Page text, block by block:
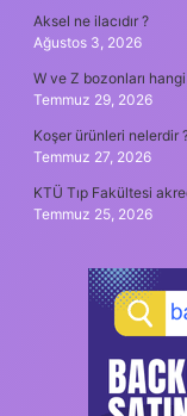
Aksel ne ilacıdır ?
Ağustos 3, 2026
W ve Z bozonları
Temmuz 29, 2026
Koşer ürünleri nelerdir
Temmuz 27, 2026
KTÜ Tıp Fakültesi
Temmuz 25, 2026